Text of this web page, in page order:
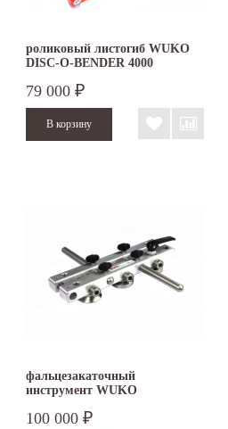
роликовый листогиб WUKO
DISC-O-BENDER 4000
79 000 ₽
фальцезакаточный
инструмент WUKO
100 000 ₽